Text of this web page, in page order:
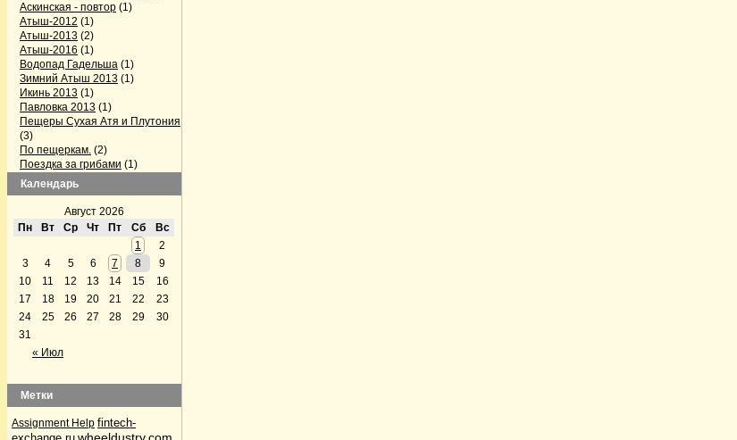
Аскинская - повтор (1)
Атыш-2012 (1)
Атыш-2013 (2)
Атыш-2016 (1)
Водопад Гадельша (1)
Зимний Атыш 2013 (1)
Икинь 2013 (1)
Павловка 2013 (1)
Пещеры Сухая Атя и Плутония
(3)
По пещеркам. (2)
Поездка за грибами (1)
Поездка на Павловку
Поездка по пещерам
Челябинской области
Серпиевский пещерный град
Firefox готовит конкурента Skype
(1)
GPS-треки с интернета
(1)
Альпинизм (5)
Байки Семена Воваблина(2)
Барахолка
Лыжи, сноуборды
Грибные места
Дары природы(36)
По грибы да по ягоды(32)
По грибы да по ягоды(1)
Календарь
Август 2026
Пн
Вт Ср Чт Пт Сб Вс
« Июл
1
2
3
4 5 6 7 8
9
10
11 12 13 14 15
16
17
18 19 20 21 22
23
24
25 26 27 28 29
30
31
Метки
Assignment Help fintech-